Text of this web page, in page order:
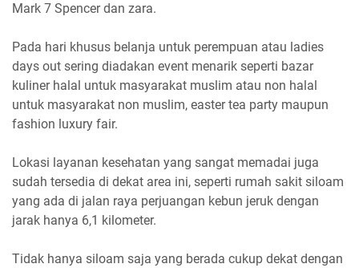
Mark 7 Spencer dan zara.
Pada hari khusus belanja untuk perempuan atau ladies
days out sering diadakan event menarik seperti bazar
kuliner halal untuk masyarakat muslim atau non halal
untuk masyarakat non muslim, easter tea party maupun
fashion luxury fair.
Lokasi layanan kesehatan yang sangat memadai juga
sudah tersedia di dekat area ini, seperti rumah sakit siloam
yang ada di jalan raya perjuangan kebun jeruk dengan
jarak hanya 6,1 kilometer.
Tidak hanya siloam saja yang berada cukup dekat dengan